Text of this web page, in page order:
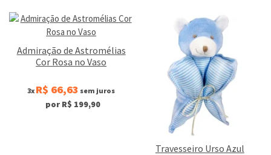
Admiração de Astromélias
Cor Rosa no Vaso
3x R$ 66,63 sem juros
por R$ 199,90
Travesseiro Urso Azul